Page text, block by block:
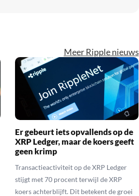
Meer Ripple nieuws
Er gebeurt iets opvallends op de
XRP Ledger, maar de koers geeft
geen krimp
Transactieactiviteit op de XRP Ledger
stijgt met 70 procent terwijl de XRP
koers achterblijft. Dit betekent de groei